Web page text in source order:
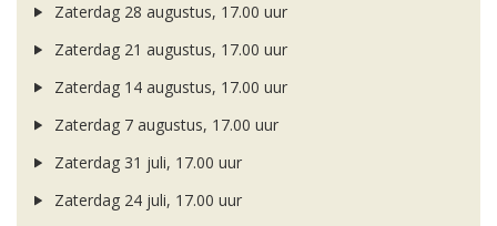
Zaterdag 28 augustus, 17.00 uur
Zaterdag 21 augustus, 17.00 uur
Zaterdag 14 augustus, 17.00 uur
Zaterdag 7 augustus, 17.00 uur
Zaterdag 31 juli, 17.00 uur
Zaterdag 24 juli, 17.00 uur